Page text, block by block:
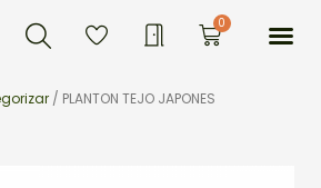
Buscar 0Carrito
/ PLANTON TEJO JAPONES